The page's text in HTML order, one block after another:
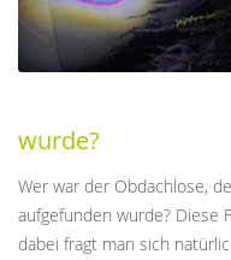
wurde?
Wer war der Obdachlose,
aufgefunden wurde? Diese
dabei fragt man sich